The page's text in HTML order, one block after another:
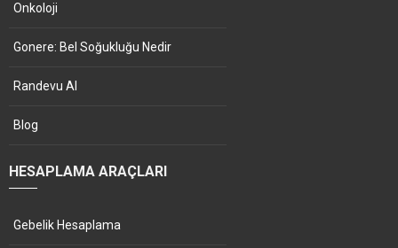
Onkoloji
Gonere: Bel Soğukluğu Nedir
Randevu Al
Blog
HESAPLAMA ARAÇLARI
Gebelik Hesaplama